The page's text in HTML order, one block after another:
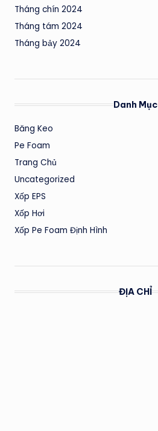
Tháng chín 2024
Tháng tám 2024
Tháng bảy 2024
Danh Mục
Băng Keo
Pe Foam
Trang Chủ
Uncategorized
Xốp EPS
Xốp Hơi
Xốp Pe Foam Định Hình
ĐỊA CHỈ